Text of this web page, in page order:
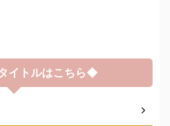
イトルはこちら◆